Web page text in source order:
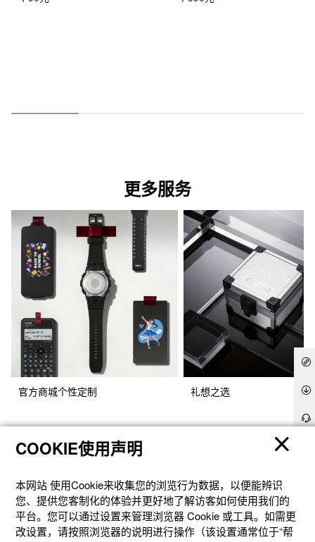
更多服务
官方商城个性定制 礼想之选
COOKIE使用声明
本网站 使⽤Cookie来收集您的浏览⾏为数据，以便能辨识
您、提供您客制化的体验并更好地了解访客如何使⽤我们的
平台。您可以通过设置来管理浏览器 Cookie 或⼯具。如需更
改设置，请按照浏览器的说明进⾏操作（该设置通常位于“帮